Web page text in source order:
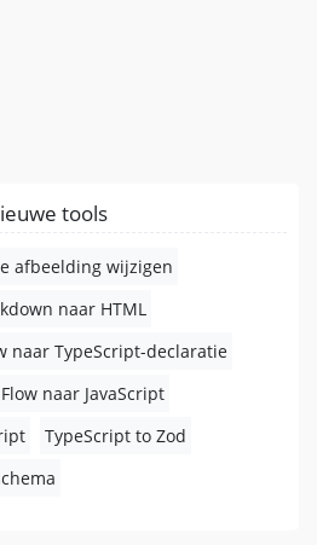
tools
afbeelding wijzigen
naar HTML
naar TypeScript-declaratie
Flow naar JavaScript
TypeScript to Zod